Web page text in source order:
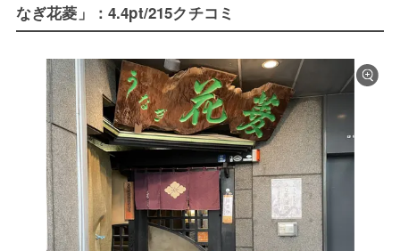
なぎ花菱」：4.4pt/215クチコミ